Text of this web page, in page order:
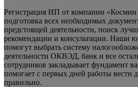
Регистрация ИП от компании «Космин
подготовка всех необходимых
предстоящей деятельности, поиск
рекомендации и консультации. Наши
помогут выбрать систему
деятельности ОКВЭД, банк и все
сотрудников закладывает фундамент
помогает с первых дней работы вести
правильно.